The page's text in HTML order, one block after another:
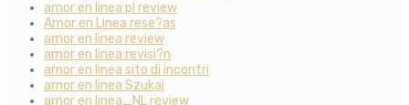
amor en linea pl review
Amor en Linea rese?as
amor en linea review
amor en linea revisi?n
amor en linea sito di incontri
amor en linea Szukaj
amor en linea_NL review